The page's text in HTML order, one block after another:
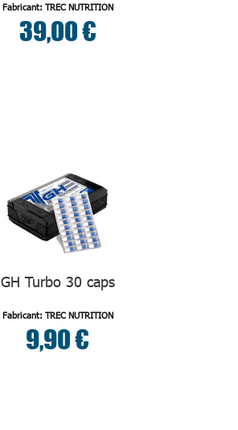
Fabricant: TREC NUTRITION
39,00 €
GH Turbo 30 caps
Fabricant: TREC NUTRITION
9,90 €